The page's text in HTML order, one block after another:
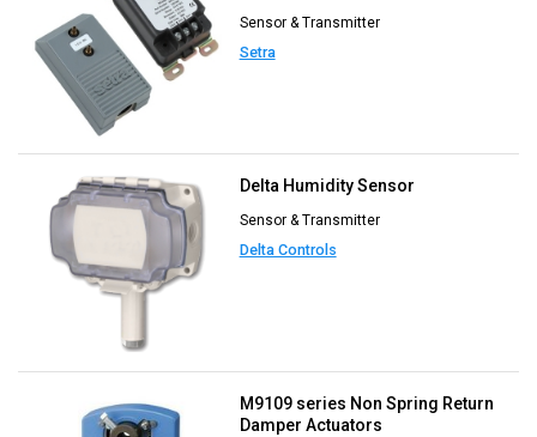
Sensor & Transmitter
Setra
Delta Humidity Sensor
Sensor & Transmitter
Delta Controls
M9109 series Non Spring Return
Damper Actuators